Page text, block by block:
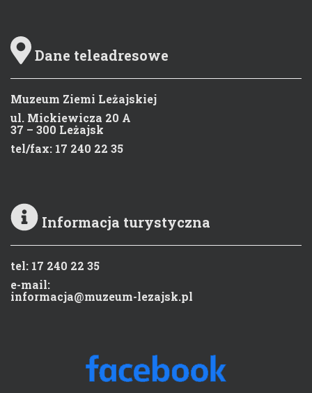
Dane teleadresowe
Muzeum Ziemi Leżajskiej
ul. Mickiewicza 20 A
37 – 300 Leżajsk
tel/fax: 17 240 22 35
Informacja turystyczna
tel: 17 240 22 35
e-mail:
informacja@muzeum-lezajsk.pl